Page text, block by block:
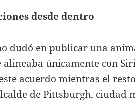
desde dentro
dudó en publicar una
alineaba únicamente con
acuerdo mientras el
de Pittsburgh, ciudad